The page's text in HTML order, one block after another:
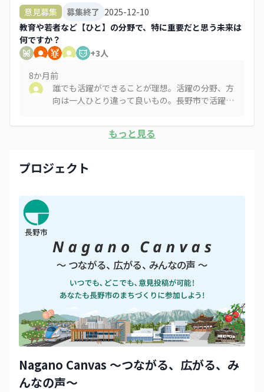
車場が直接見えないようにしたい。 長野市も表
参道にはデザインコードを設けて私有地だとして
も一定の指導をしてほしい（デザインコードに沿
った建物には補助金を出す） 3.インバウンド客
に向けて長野駅前の路地の魅力を発信したい。ま
意見募集 募集終了 2025-12-10
教育や若者など【ひと】の分野で、特に重要だと思う未来は
何ですか？
+3人
8か月前
誰でも活躍ができることが理想。活躍の分野、方
向は一人ひとり違って良いもの。長野市で活躍し
もっと見る
プロジェクト
Nagano Canvas 〜つながる、広がる、み
んなの声〜